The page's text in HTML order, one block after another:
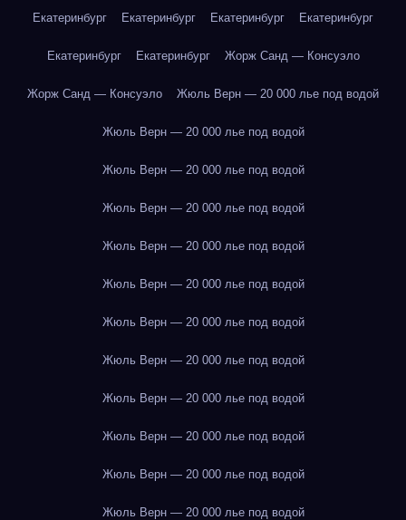
Екатеринбург Екатеринбург Екатеринбург Екатеринбург
Екатеринбург Екатеринбург Жорж Санд — Консуэло
Жорж Санд — Консуэло Жюль Верн — 20 000 лье под водой
Жюль Верн — 20 000 лье под водой
Жюль Верн — 20 000 лье под водой
Жюль Верн — 20 000 лье под водой
Жюль Верн — 20 000 лье под водой
Жюль Верн — 20 000 лье под водой
Жюль Верн — 20 000 лье под водой
Жюль Верн — 20 000 лье под водой
Жюль Верн — 20 000 лье под водой
Жюль Верн — 20 000 лье под водой
Жюль Верн — 20 000 лье под водой
Жюль Верн — 20 000 лье под водой